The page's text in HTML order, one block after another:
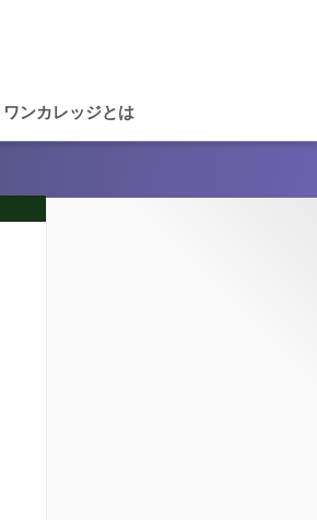
ワンカレッジとは